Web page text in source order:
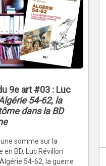
9e art #03 : Luc
54-62, la
dans la BD
somme sur la
en BD, Luc Révillon
54-62, la guerre